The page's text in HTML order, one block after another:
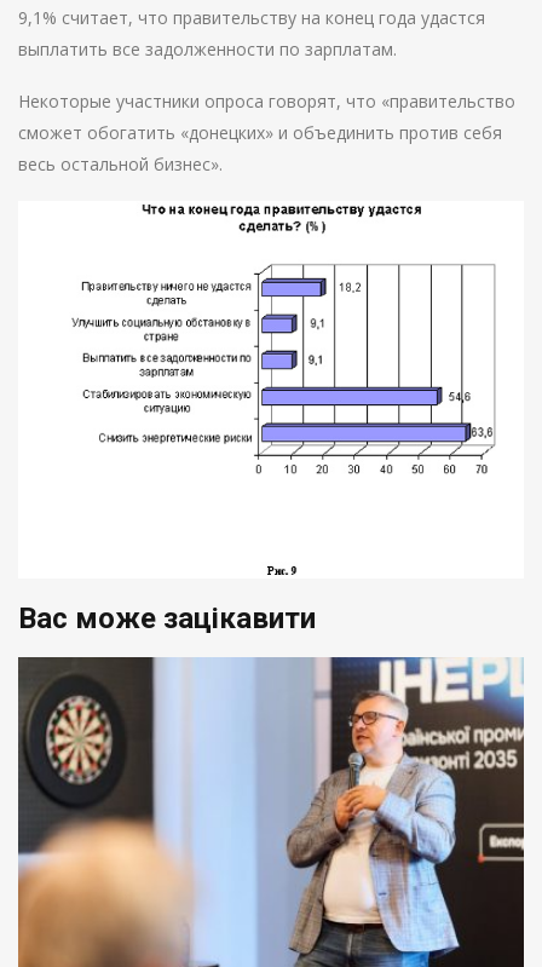
9,1% считает, что правительству на конец года удастся
выплатить все задолженности по зарплатам.
Некоторые участники опроса говорят, что «правительство
сможет обогатить «донецких» и объединить против себя
весь остальной бизнес».
Вас може зацікавити